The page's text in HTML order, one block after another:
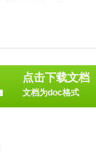
点击下载文档
文档为doc格式